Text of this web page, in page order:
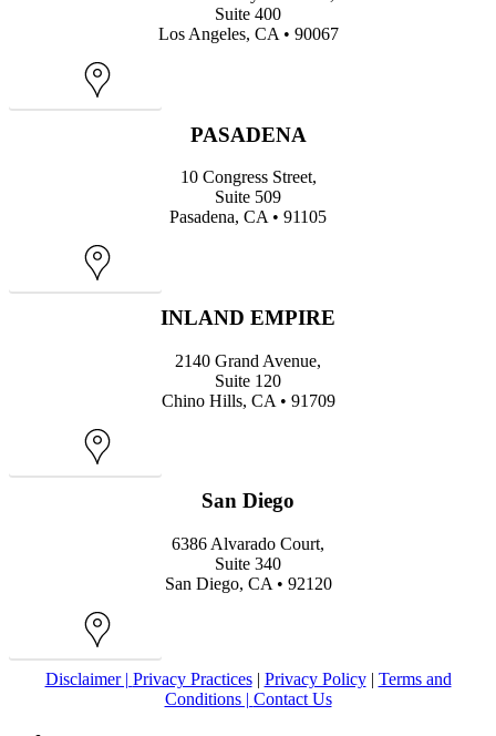
Suite 400
Los Angeles, CA • 90067
PASADENA
10 Congress Street,
Suite 509
Pasadena, CA • 91105
INLAND EMPIRE
2140 Grand Avenue,
Suite 120
Chino Hills, CA • 91709
San Diego
6386 Alvarado Court,
Suite 340
San Diego, CA • 92120
Disclaimer | Privacy Practices| Privacy Policy| Terms and
Conditions | Contact Us